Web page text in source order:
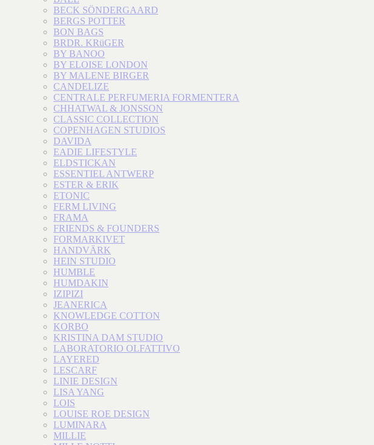
BECK SÖNDERGAARD
BERGS POTTER
BON BAGS
BRDR. KRüGER
BY BANOO
BY ELOISE LONDON
BY MALENE BIRGER
CANDELIZE
CENTRALE PERFUMERIA FORMENTERA
CHHATWAL & JONSSON
CLASSIC COLLECTION
COPENHAGEN STUDIOS
DAVIDA
EADIE LIFESTYLE
ELDSTICKAN
ESSENTIEL ANTWERP
ESTER & ERIK
ETONIC
FERM LIVING
FRAMA
FRIENDS & FOUNDERS
FORMARKIVET
HANDVÄRK
HEIN STUDIO
HUMBLE
HUMDAKIN
IZIPIZI
JEANERICA
KNOWLEDGE COTTON
KORBO
KRISTINA DAM STUDIO
LABORATORIO OLFATTIVO
LAYERED
LESCARF
LINIE DESIGN
LISA YANG
LOIS
LOUISE ROE DESIGN
LUMINARA
MILLIE